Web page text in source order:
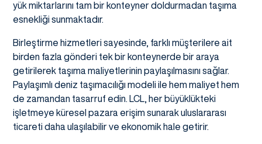
yük miktarlarını tam bir konteyner doldurmadan taşıma
esnekliği sunmaktadır.
Birleştirme hizmetleri sayesinde, farklı müşterilere ait
birden fazla gönderi tek bir konteynerde bir araya
getirilerek taşıma maliyetlerinin paylaşılmasını sağlar.
Paylaşımlı deniz taşımacılığı modeli ile hem maliyet hem
de zamandan tasarruf edin. LCL, her büyüklükteki
işletmeye küresel pazara erişim sunarak uluslararası
ticareti daha ulaşılabilir ve ekonomik hale getirir.